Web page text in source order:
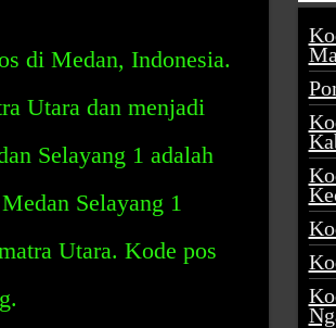
di Medan, Indonesia.
Utara dan menjadi
Selayang 1 adalah
Selayang 1
Utara. Kode pos